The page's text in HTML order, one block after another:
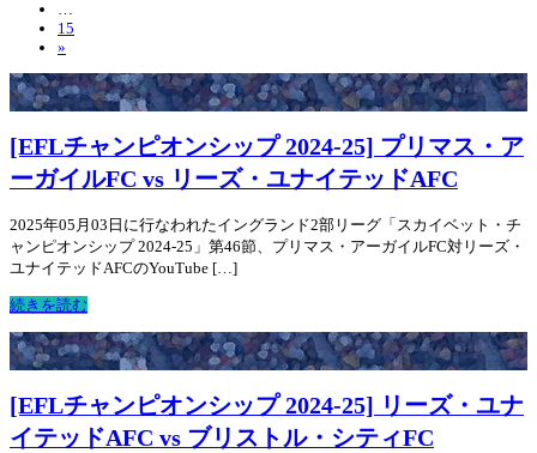
15
»
[EFLチャンピオンシップ 2024-25] プリマス・ア
ーガイルFC vs リーズ・ユナイテッドAFC
2025年05月03日に行なわれたイングランド2部リーグ「スカイベット・チ
ャンピオンシップ 2024-25」第46節、プリマス・アーガイルFC対リーズ・
ユナイテッドAFCのYouTube […]
続きを読む
[EFLチャンピオンシップ 2024-25] リーズ・ユナ
イテッドAFC vs ブリストル・シティFC